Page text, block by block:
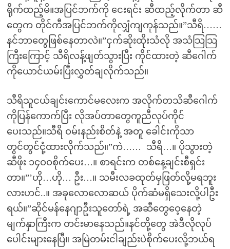
ရိုက်ထည့်မိ။အပြင်ဘက်ကို ငေးရင်း ဆီထည့်လိုက်တာ ဆီ
တွေက တိုင်ကီအပြင်ဘက်ကိုလျှံကျကုန်သည်။”သီရိ……
နင်ဘာတွေဖြစ်နေတာလဲ။”ငှက်ဆိုးထိုးသံလို အသံသြသြ
ကြီးကြောင့် သီရိလန့်ဖျတ်သွားပြီး ကိုင်ထားတဲ့ ဆီဂေါက်
ကိုယောင်ယမ်းပြီးလွှတ်ချလိုက်သည်။
သီရိသူငယ်ချင်းကောင်မလေးက အလိုက်တသိဆီဂေါက်
ကိုပြန်ကောက်ပြီး လိုအပ်တာတွေကူညီလုပ်ကိုင်
ပေးသည်။သီရိ ဝမ်းနည်းစိတ်နဲ့ အတူ ခေါင်းကိုသာ
တွင်တွင်ငုံ့ထားလိုက်သည်။”ကဲ…… သီရိ…။ ပိုသွားတဲ့
ဆီဖိုး ၁၄ဝဝစိုက်ပေး…။ စာရင်းက တစ်နေ့ချင်းစီရှင်း
တာ။”’ဟို…ဟို… ဦး…။ သမီးလခထုတ်မှဖြတ်လို့မရဘူး
လားဟင်..။ အခုလောလောဆယ် ပိုက်ဆံမရှိသေးလို့ပါဦး
ရယ်။”ဆိုင်မန်နေဂျာဦးသူတော်ရဲ့ အဆီတွေဝေ့နေတဲ့
မျက်နှာကြီးက တင်းမာနေသည်။နင်တို့တွေ အဲဒီလိုလုပ်
ပေါင်းများနေပြီ။ အမြဲတမ်းငါချည်းပဲစိုက်ပေးလို့ဘယ်ရ